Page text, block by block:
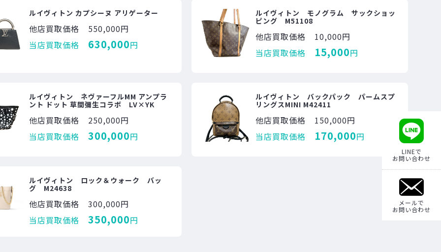
ルイヴィトン カプシーヌ アリゲーター
他店買取価格
550,000円
当店買取価格
630,000円
ルイヴィトン モノグラム サックショッ
ピング M51108
他店買取価格
10,000円
当店買取価格
15,000円
ルイヴィトン ネヴァーフルMM アンプラ
ント ドット 草間彌生コラボ LV×YK
他店買取価格
250,000円
当店買取価格
300,000円
ルイヴィトン バックパック パームスプ
リングスMINI M42411
他店買取価格
150,000円
当店買取価格
170,000円
ルイヴィトン ロック＆ウォーク バッ
グ M24638
他店買取価格
300,000円
当店買取価格
350,000円
LINEで
お問い合わせ
メールで
お問い合わせ